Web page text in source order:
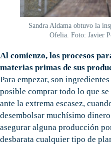
Sandra Aldama obtuvo la
Ofelia. Foto: Javier
Al comienzo, los procesos
materias primas de sus
Para empezar, son
posible comprar todo lo que se
ante la extrema escasez,
desembolsar muchísimo
asegurar alguna producción
desbarata cualquier tipo de